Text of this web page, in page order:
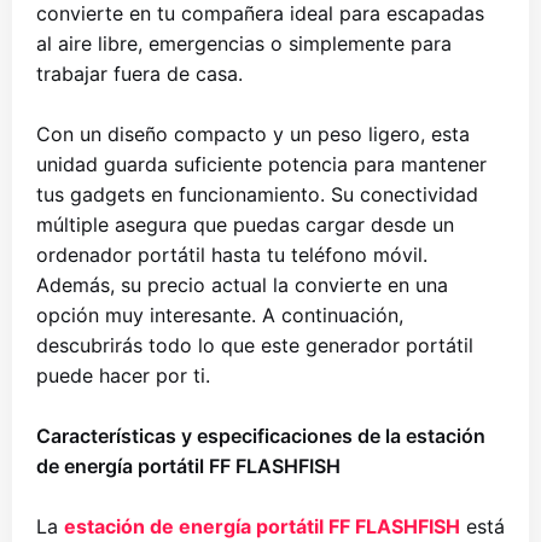
convierte en tu compañera ideal para escapadas
al aire libre, emergencias o simplemente para
trabajar fuera de casa.
Con un diseño compacto y un peso ligero, esta
unidad guarda suficiente potencia para mantener
tus gadgets en funcionamiento. Su conectividad
múltiple asegura que puedas cargar desde un
ordenador portátil hasta tu teléfono móvil.
Además, su precio actual la convierte en una
opción muy interesante. A continuación,
descubrirás todo lo que este generador portátil
puede hacer por ti.
Características y especificaciones de la estación
de energía portátil FF FLASHFISH
La estación de energía portátil FF FLASHFISH está